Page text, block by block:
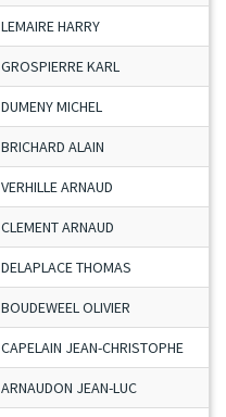
LEMAIRE HARRY
GROSPIERRE KARL
DUMENY MICHEL
BRICHARD ALAIN
VERHILLE ARNAUD
CLEMENT ARNAUD
DELAPLACE THOMAS
BOUDEWEEL OLIVIER
CAPELAIN JEAN-CHRISTOPHE
ARNAUDON JEAN-LUC